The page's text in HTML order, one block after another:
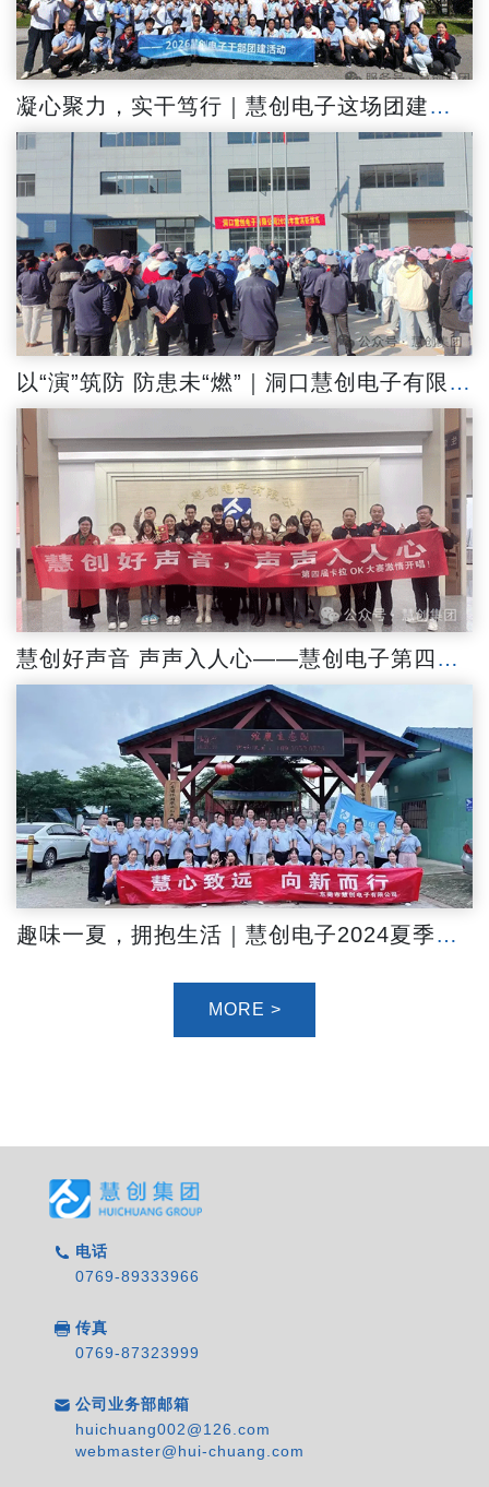
凝心聚力，实干笃行｜慧创电子这场团建，藏着最动人的团队力量
以“演”筑防 防患未“燃”｜洞口慧创电子有限公司开展消防安全演练活动
慧创好声音 声声入人心——慧创电子第四届卡拉OK大赛激情开唱
趣味一夏，拥抱生活｜慧创电子2024夏季野炊团建活动暖心收官
MORE >
电话
0769-89333966
传真
0769-87323999
公司业务部邮箱
huichuang002@126.com
webmaster@hui-chuang.com